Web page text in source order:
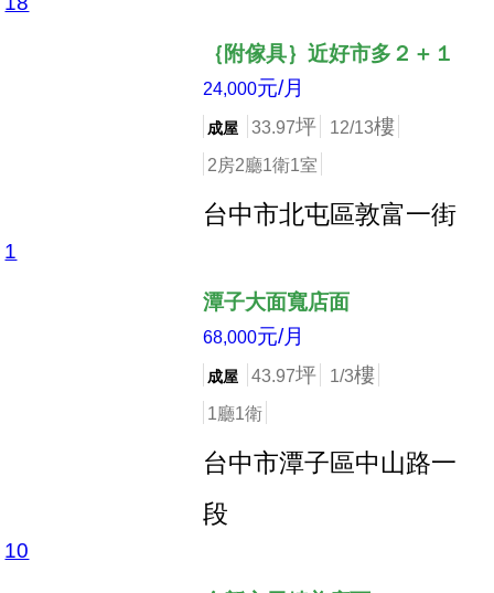
店長推薦
｛附傢具｝近好市多２＋１
24,000元/月
成屋 33.97坪 12/13樓
2房2廳1衛1室
台中市北屯區敦富一街
店長推薦
1
潭子大面寬店面
68,000元/月
成屋 43.97坪 1/3樓
1廳1衛
台中市潭子區中山路一
段
店長推薦
10